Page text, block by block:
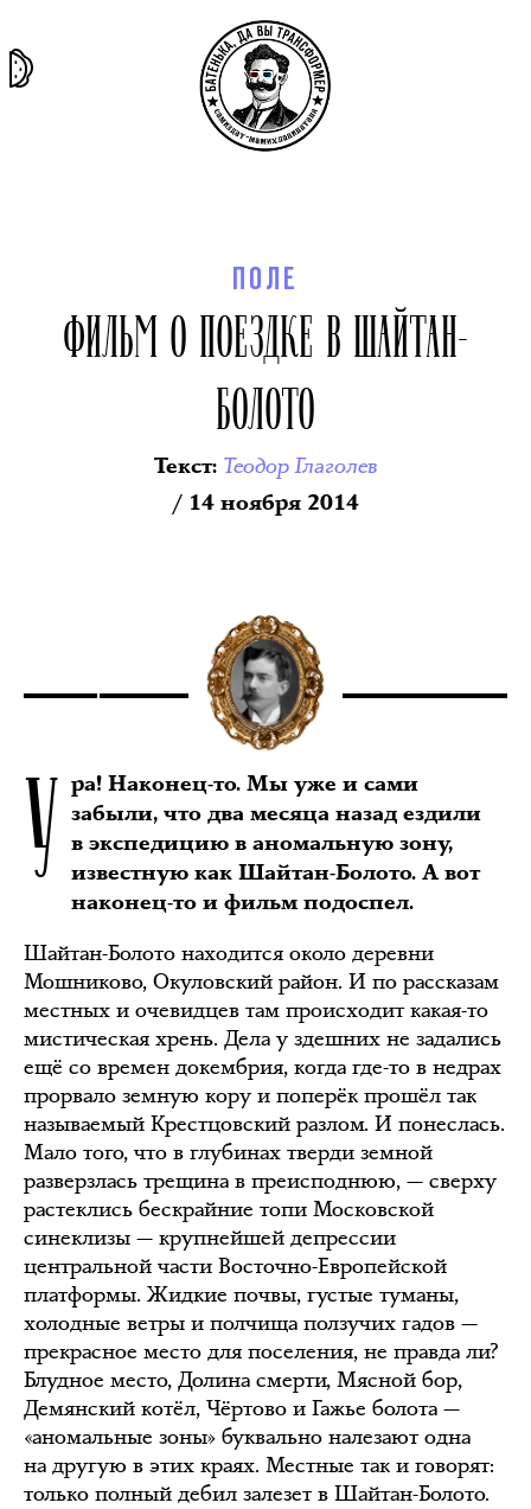
ПОЛЕ
ФИЛЬМ О ПОЕЗДКЕ В ШАЙТАН-
БОЛОТО
Текст: Теодор Глаголев
/ 14 ноября 2014
У ра! Наконец-то. Мы уже и сами
забыли, что два месяца назад ездили
в экспедицию в аномальную зону,
известную как Шайтан-Болото. А вот
наконец-то и фильм подоспел.
Шайтан-Болото находится около деревни
Мошниково, Окуловский район. И по рассказам
местных и очевидцев там происходит какая-то
мистическая хрень. Дела у здешних не задались
ещё со времен докембрия, когда где-то в недрах
прорвало земную кору и поперёк прошёл так
называемый Крестцовский разлом. И понеслась.
Мало того, что в глубинах тверди земной
разверзлась трещина в преисподнюю, — сверху
растеклись бескрайние топи Московской
синеклизы — крупнейшей депрессии
центральной части Восточно-Европейской
платформы. Жидкие почвы, густые туманы,
холодные ветры и полчища ползучих гадов —
прекрасное место для поселения, не правда ли?
Блудное место, Долина смерти, Мясной бор,
Демянский котёл, Чёртово и Гажье болота —
«аномальные зоны» буквально налезают одна
на другую в этих краях. Местные так и говорят:
только полный дебил залезет в Шайтан-Болото.